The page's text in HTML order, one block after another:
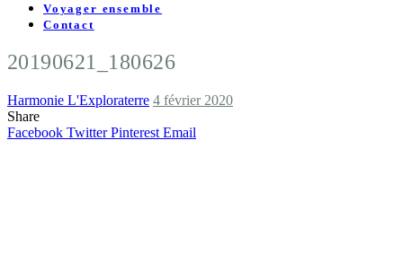
Voyager ensemble
Contact
20190621_180626
Harmonie L'Exploraterre 4 février 2020
Share
Facebook Twitter Pinterest Email